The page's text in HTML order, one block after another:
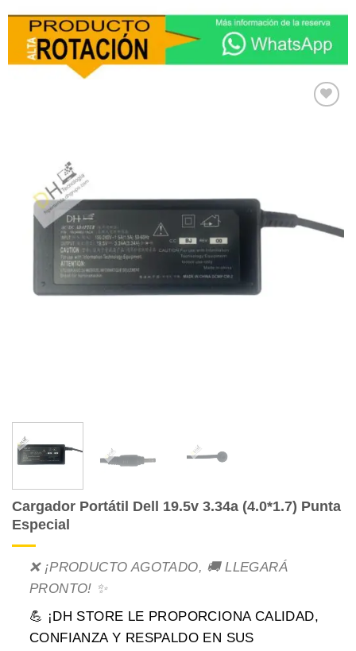
Cargador Portátil Dell 19.5v 3.34a (4.0*1.7) Punta
Especial
❌ ¡PRODUCTO AGOTADO, 🚚 LLEGARÁ
PRONTO! ✨
💪 ¡DH STORE LE PROPORCIONA CALIDAD,
CONFIANZA Y RESPALDO EN SUS